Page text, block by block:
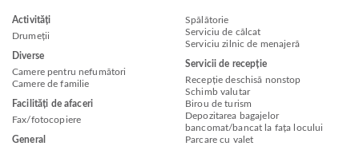
Activități
Drumeții
Diverse
Camere pentru nefumători
Camere de familie
Facilități de afaceri
Fax/fotocopiere
General
Spălătorie
Serviciu de călcat
Serviciu zilnic de menajeră
Servicii de recepție
Recepție deschisă nonstop
Schimb valutar
Birou de turism
Depozitarea bagajelor
bancomat/bancat la fața locului
Parcare cu valet